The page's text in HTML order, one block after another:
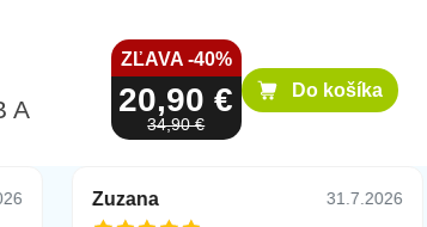
A
ZĽAVA -40%
20,90 €
34,90 €
Do košíka
Zuzana 31.7.2026